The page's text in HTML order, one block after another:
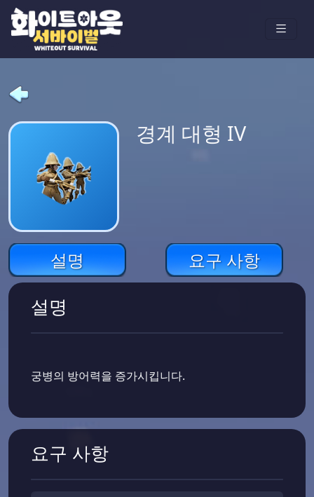
경계 대형 IV
설명 요구 사항
설명
궁병의 방어력을 증가시킵니다.
요구 사항